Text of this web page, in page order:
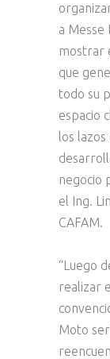
a
mostrar
que
todo su
espacio
los
negocio
el Ing.
CAFAM.
“Luego
realizar
Moto